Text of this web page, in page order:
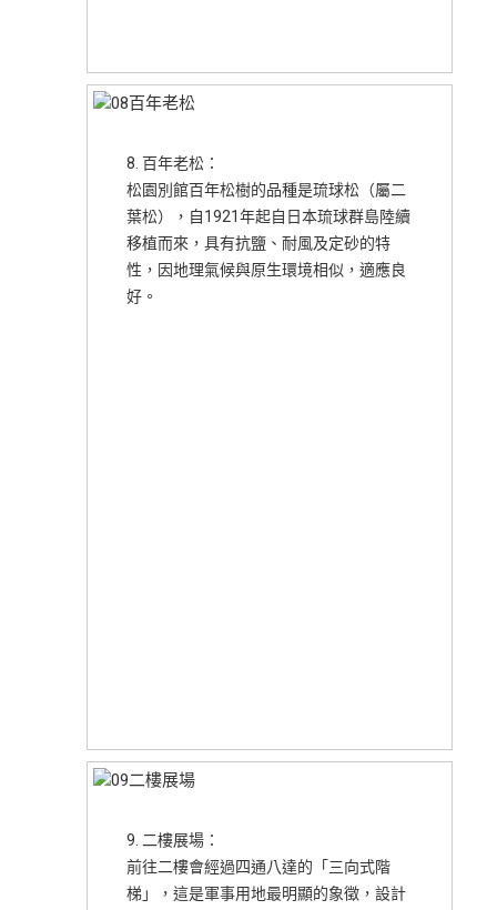
8. 百年老松：
松園別館百年松樹的品種是琉球松（屬二
葉松），自1921年起自日本琉球群島陸續
移植而來，具有抗鹽、耐風及定砂的特
性，因地理氣候與原生環境相似，適應良
好。
9. 二樓展場：
前往二樓會經過四通八達的「三向式階
梯」，這是軍事用地最明顯的象徵，設計